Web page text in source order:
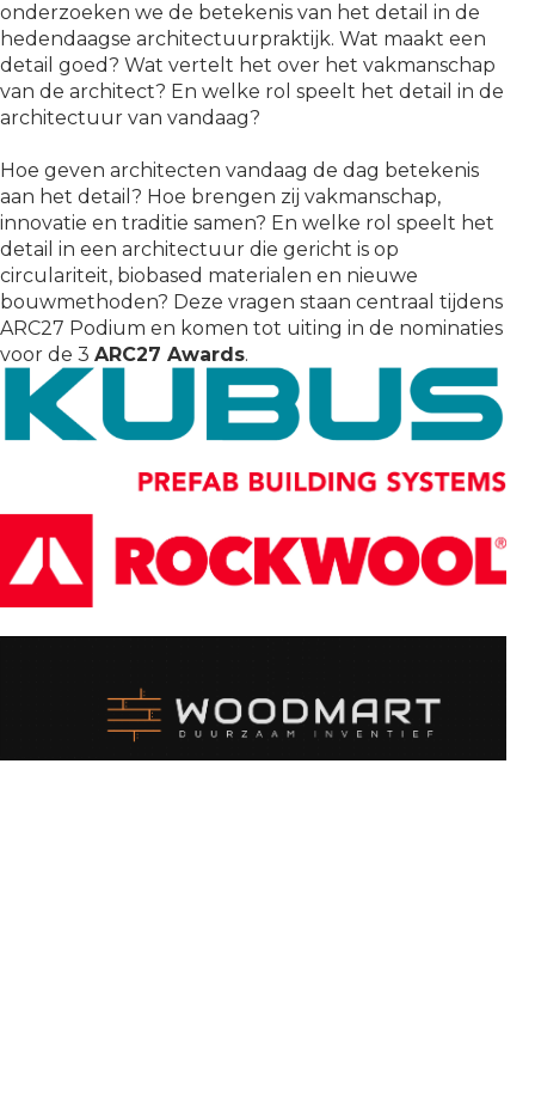
onderzoeken we de betekenis van het detail in de
hedendaagse architectuurpraktijk. Wat maakt een
detail goed? Wat vertelt het over het vakmanschap
van de architect? En welke rol speelt het detail in de
architectuur van vandaag?
Hoe geven architecten vandaag de dag betekenis
aan het detail? Hoe brengen zij vakmanschap,
innovatie en traditie samen? En welke rol speelt het
detail in een architectuur die gericht is op
circulariteit, biobased materialen en nieuwe
bouwmethoden? Deze vragen staan centraal tijdens
ARC27 Podium en komen tot uiting in de nominaties
voor de 3 ARC27 Awards.